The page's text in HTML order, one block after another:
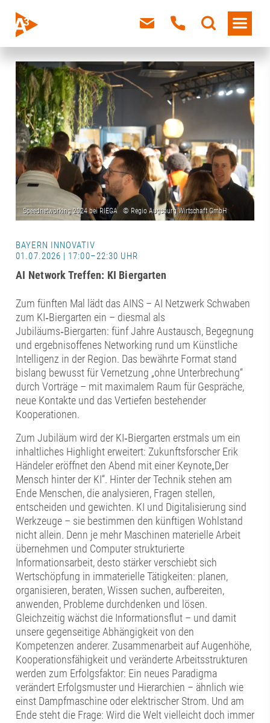
BAYERN INNOVATIV
01.07.2026 | 17:00–22:30 UHR
AI Network Treffen: KI Biergarten
Zum fünften Mal lädt das AINS – AI Netzwerk Schwaben
zum KI‑Biergarten ein – diesmal als
Jubiläums‑Biergarten: fünf Jahre Austausch, Begegnung
und ergebnisoffenes Networking rund um Künstliche
Intelligenz in der Region. Das bewährte Format stand
bislang bewusst für Vernetzung „ohne Unterbrechung“
durch Vorträge – mit maximalem Raum für Gespräche,
neue Kontakte und das Vertiefen bestehender
Kooperationen.
Zum Jubiläum wird der KI‑Biergarten erstmals um ein
inhaltliches Highlight erweitert: Zukunftsforscher Erik
Händeler eröffnet den Abend mit einer Keynote„Der
Mensch hinter der KI“. Hinter der Technik stehen am
Ende Menschen, die analysieren, Fragen stellen,
entscheiden und gewichten. KI und Digitalisierung sind
Werkzeuge – sie bestimmen den künftigen Wohlstand
nicht allein. Denn je mehr Maschinen materielle Arbeit
übernehmen und Computer strukturierte
Informationsarbeit, desto stärker verschiebt sich
Wertschöpfung in immaterielle Tätigkeiten: planen,
organisieren, beraten, Wissen suchen, aufbereiten,
anwenden, Probleme durchdenken und lösen.
Gleichzeitig wächst die Informationsflut – und damit
unsere gegenseitige Abhängigkeit von den
Kompetenzen anderer. Zusammenarbeit auf Augenhöhe,
Kooperationsfähigkeit und veränderte Arbeitsstrukturen
werden zum Erfolgsfaktor: Ein neues Paradigma
verändert Erfolgsmuster und Hierarchien – ähnlich wie
einst Dampfmaschine oder elektrischer Strom. Und am
Ende steht die Frage: Wird die Welt vielleicht doch immer